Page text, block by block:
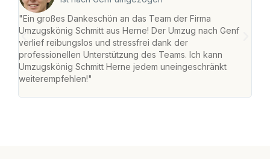
"Ein großes Dankeschön an das Team der Firma
Umzugskönig Schmitt aus Herne! Der Umzug nach Genf
verlief reibungslos und stressfrei dank der
professionellen Unterstützung des Teams. Ich kann
Umzugskönig Schmitt Herne jedem uneingeschränkt
weiterempfehlen!"